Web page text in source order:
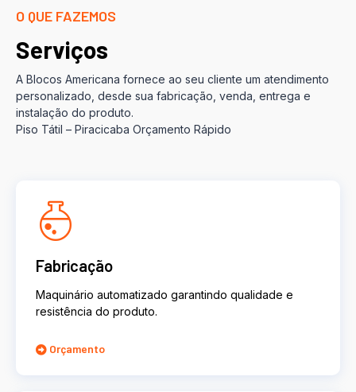
O QUE FAZEMOS
Serviços
A Blocos Americana fornece ao seu cliente um atendimento
personalizado, desde sua fabricação, venda, entrega e
instalação do produto.
Piso Tátil – Piracicaba Orçamento Rápido
Fabricação
Maquinário automatizado garantindo qualidade e
resistência do produto.
Orçamento